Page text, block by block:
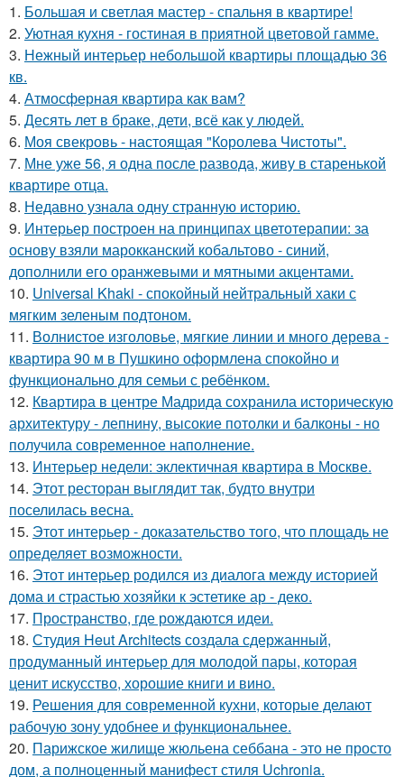
1. Большая и светлая мастер - спальня в квартире!
2. Уютная кухня - гостиная в приятной цветовой гамме.
3. Нежный интерьер небольшой квартиры площадью 36
кв.
4. Атмосферная квартира как вам?
5. Десять лет в браке, дети, всё как у людей.
6. Моя свекровь - настоящая "Королева Чистоты".
7. Мне уже 56, я одна после развода, живу в старенькой
квартире отца.
8. Недавно узнала одну странную историю.
9. Интерьер построен на принципах цветотерапии: за
основу взяли марокканский кобальтово - синий,
дополнили его оранжевыми и мятными акцентами.
10. Universal Khaki - спокойный нейтральный хаки с
мягким зеленым подтоном.
11. Волнистое изголовье, мягкие линии и много дерева -
квартира 90 м в Пушкино оформлена спокойно и
функционально для семьи с ребёнком.
12. Квартира в центре Мадрида сохранила историческую
архитектуру - лепнину, высокие потолки и балконы - но
получила современное наполнение.
13. Интерьер недели: эклектичная квартира в Москве.
14. Этот ресторан выглядит так, будто внутри
поселилась весна.
15. Этот интерьер - доказательство того, что площадь не
определяет возможности.
16. Этот интерьер родился из диалога между историей
дома и страстью хозяйки к эстетике ар - деко.
17. Пространство, где рождаются идеи.
18. Студия Heut Architects создала сдержанный,
продуманный интерьер для молодой пары, которая
ценит искусство, хорошие книги и вино.
19. Решения для современной кухни, которые делают
рабочую зону удобнее и функциональнее.
20. Парижское жилище жюльена себбана - это не просто
дом, а полноценный манифест стиля Uchronia.